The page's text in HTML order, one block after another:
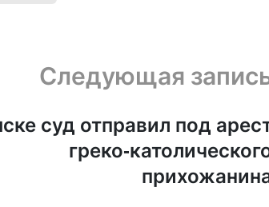
Следующая
суд отправил под
греко-